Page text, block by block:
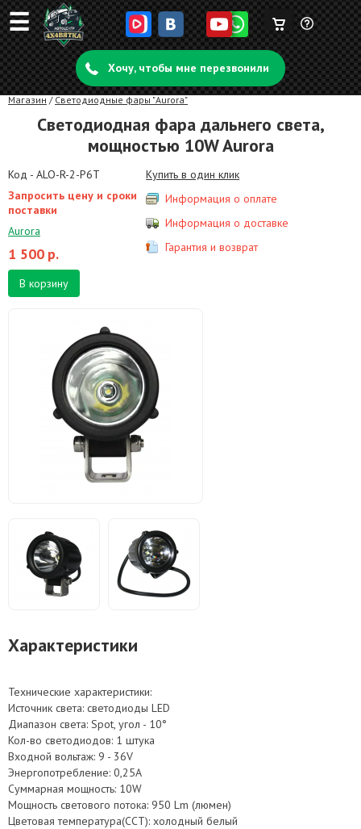
☰ Задать
вопрос
Корзина
пуста
Хочу, чтобы мне перезвонили
Магазин / Светодиодные фары "Aurora"
Светодиодная фара дальнего света,
мощностью 10W Aurora
Код - ALO-R-2-P6T
Запросить цену и сроки
поставки
Aurora
1 500 р.
В корзину
Купить в один клик
Информация о оплате
Информация о доставке
Гарантия и возврат
Характеристики
Технические характеристики:
Источник света: светодиоды LED
Диапазон света: Spot, угол - 10°
Кол-во светодиодов: 1 штука
Входной вольтаж: 9 - 36V
Энергопотребление: 0,25А
Суммарная мощность: 10W
Мощность светового потока: 950 Lm (люмен)
Цветовая температура(CCT): холодный белый